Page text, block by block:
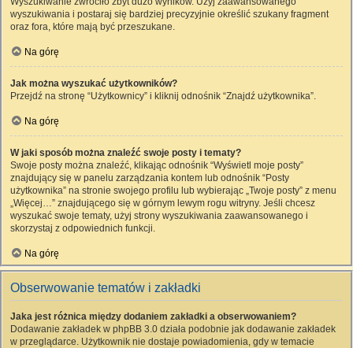
wyszukiwania i postaraj się bardziej precyzyjnie określić szukany fragment
oraz fora, które mają być przeszukane.
Na górę
Jak można wyszukać użytkowników?
Przejdź na stronę “Użytkownicy” i kliknij odnośnik “Znajdź użytkownika”.
Na górę
W jaki sposób można znaleźć swoje posty i tematy?
Swoje posty można znaleźć, klikając odnośnik “Wyświetl moje posty”
znajdujący się w panelu zarządzania kontem lub odnośnik “Posty
użytkownika” na stronie swojego profilu lub wybierając „Twoje posty” z menu
„Więcej…” znajdującego się w górnym lewym rogu witryny. Jeśli chcesz
wyszukać swoje tematy, użyj strony wyszukiwania zaawansowanego i
skorzystaj z odpowiednich funkcji.
Na górę
Obserwowanie tematów i zakładki
Jaka jest różnica między dodaniem zakładki a obserwowaniem?
Dodawanie zakładek w phpBB 3.0 działa podobnie jak dodawanie zakładek
w przeglądarce. Użytkownik nie dostaje powiadomienia, gdy w temacie